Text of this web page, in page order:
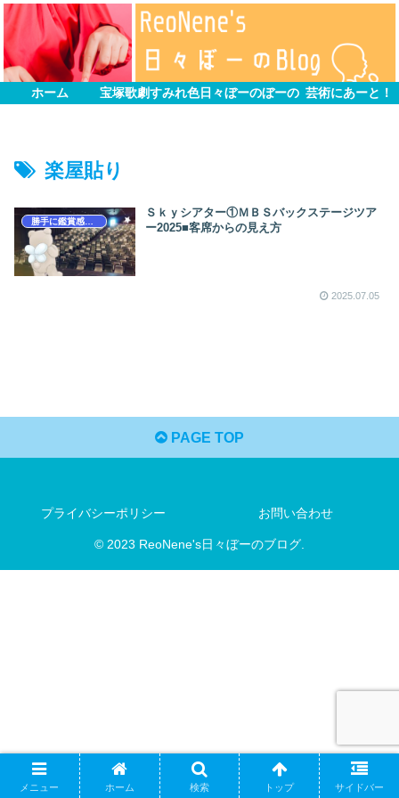
ホーム 宝塚歌劇すみれ色日々ぼーのぼーの 芸術にあーと！
楽屋貼り
Ｓｋｙシアター①ＭＢＳバックステージツア
ー2025■客席からの見え方
2025.07.05
PAGE TOP
プライバシーポリシー お問い合わせ
© 2023 ReoNene's日々ぼーのブログ.
メニュー ホーム 検索 トップ サイドバー